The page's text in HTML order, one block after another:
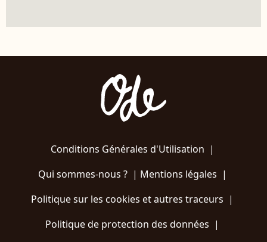
Conditions Générales d'Utilisation |
Qui sommes-nous ?| Mentions légales |
Politique sur les cookies et autres traceurs |
Politique de protection des données |